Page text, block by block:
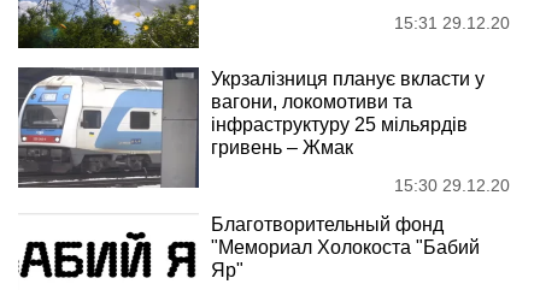
15:31 29.12.20
Укрзалізниця планує вкласти у
вагони, локомотиви та
інфраструктуру 25 мільярдів
гривень – Жмак
15:30 29.12.20
Благотворительный фонд
"Мемориал Холокоста "Бабий
Яр"